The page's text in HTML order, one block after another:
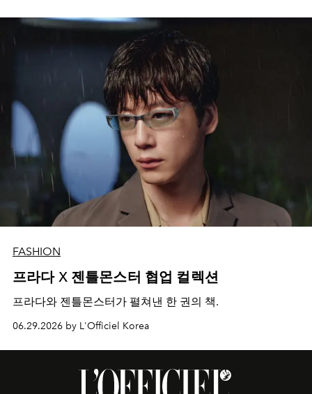
FASHION
프라다 X 젠틀몬스터 협업 컬렉션
프라다와 젠틀몬스터가 펼쳐낸 한 권의 책.
06.29.2026 by L'Officiel Korea